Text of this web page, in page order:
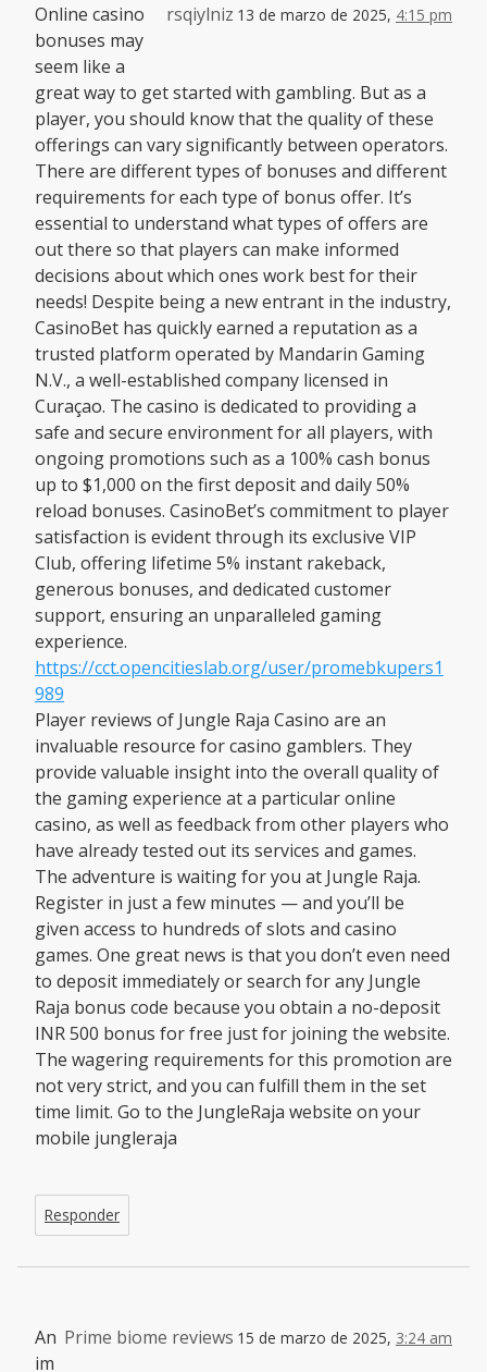
rsqiylniz 13 de marzo de 2025, 4:15 pm
Online casino
bonuses may
seem like a
great way to get started with gambling. But as a
player, you should know that the quality of these
offerings can vary significantly between operators.
There are different types of bonuses and different
requirements for each type of bonus offer. It’s
essential to understand what types of offers are
out there so that players can make informed
decisions about which ones work best for their
needs! Despite being a new entrant in the industry,
CasinoBet has quickly earned a reputation as a
trusted platform operated by Mandarin Gaming
N.V., a well-established company licensed in
Curaçao. The casino is dedicated to providing a
safe and secure environment for all players, with
ongoing promotions such as a 100% cash bonus
up to $1,000 on the first deposit and daily 50%
reload bonuses. CasinoBet’s commitment to player
satisfaction is evident through its exclusive VIP
Club, offering lifetime 5% instant rakeback,
generous bonuses, and dedicated customer
support, ensuring an unparalleled gaming
experience.
https://cct.opencitieslab.org/user/promebkupers1
989
Player reviews of Jungle Raja Casino are an
invaluable resource for casino gamblers. They
provide valuable insight into the overall quality of
the gaming experience at a particular online
casino, as well as feedback from other players who
have already tested out its services and games.
The adventure is waiting for you at Jungle Raja.
Register in just a few minutes — and you’ll be
given access to hundreds of slots and casino
games. One great news is that you don’t even need
to deposit immediately or search for any Jungle
Raja bonus code because you obtain a no-deposit
INR 500 bonus for free just for joining the website.
The wagering requirements for this promotion are
not very strict, and you can fulfill them in the set
time limit. Go to the JungleRaja website on your
mobile jungleraja
Responder
Prime biome reviews 15 de marzo de 2025, 3:24 am
An
im